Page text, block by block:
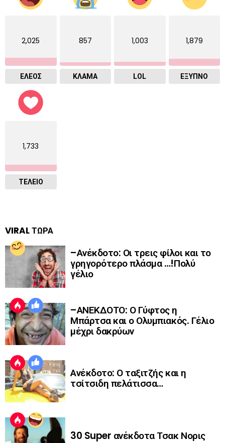
2,025
ΕΛΕΟΣ
857
ΚΛΑΜΑ
1,003
LOL
1,879
ΈΞΥΠΝΟ
1,733
ΤΕΛΕΙΟ
VIRAL ΤΩΡΑ
–Ανέκδοτο: Οι τρεις φίλοι και το
γρηγορότερο πλάσμα …!Πολύ
γέλιο
–ΑΝΕΚΔΟΤΟ: Ο Γύφτος η
Μπάρτσα και ο Ολυμπιακός. Γέλιο
μέχρι δακρύων
Ανέκδοτο: Ο ταξιτζής και η
τσίτσιδη πελάτισσα…
30 Super ανέκδοτα Τσακ Νορις